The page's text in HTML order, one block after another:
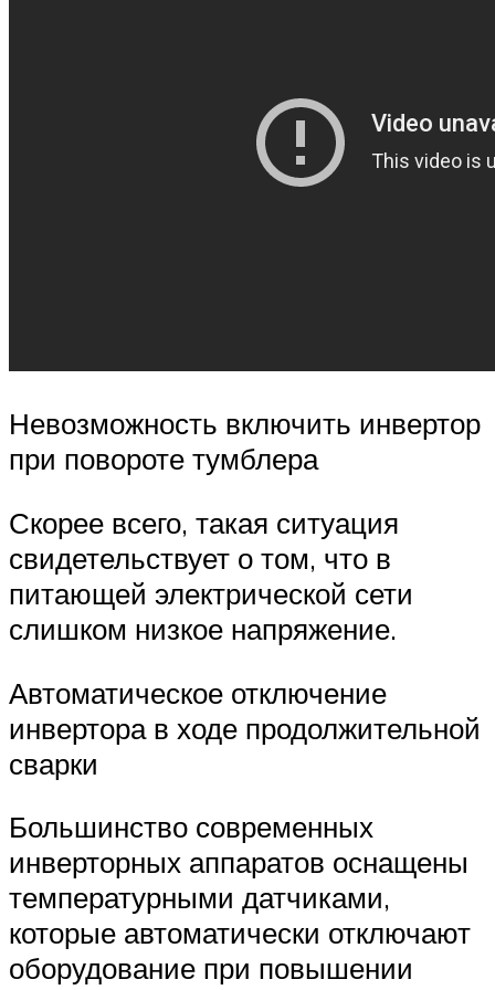
Невозможность включить инвертор
при повороте тумблера
Скорее всего, такая ситуация
свидетельствует о том, что в
питающей электрической сети
слишком низкое напряжение.
Автоматическое отключение
инвертора в ходе продолжительной
сварки
Большинство современных
инверторных аппаратов оснащены
температурными датчиками,
которые автоматически отключают
оборудование при повышении